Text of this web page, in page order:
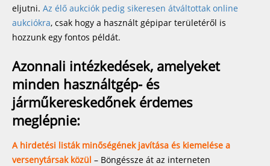
eljutni. Az élő aukciók pedig sikeresen átváltottak online
aukciókra, csak hogy a használt gépipar területéről is
hozzunk egy fontos példát.
Azonnali intézkedések, amelyeket
minden használtgép- és
járműkereskedőnek érdemes
meglépnie:
A hirdetési listák minőségének javítása és kiemelése a
versenytársak közül – Böngéssze át az interneten